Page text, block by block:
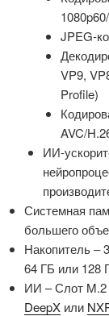
JPEG-
VP9,
Profile)
AVC/
ИИ-
Системная
большего
Накопитель –
64 ГБ или 128
ИИ – Слот M.2
DeepX или